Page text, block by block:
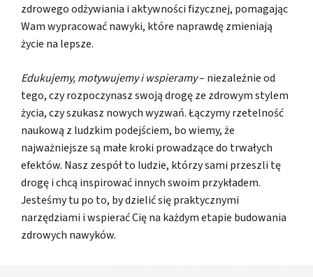
zdrowego odżywiania i aktywności fizycznej, pomagając
Wam wypracować nawyki, które naprawdę zmieniają
życie na lepsze.
Edukujemy, motywujemy i wspieramy– niezależnie od
tego, czy rozpoczynasz swoją drogę ze zdrowym stylem
życia, czy szukasz nowych wyzwań. Łączymy rzetelność
naukową z ludzkim podejściem, bo wiemy, że
najważniejsze są małe kroki prowadzące do trwałych
efektów. Nasz zespół to ludzie, którzy sami przeszli tę
drogę i chcą inspirować innych swoim przykładem.
Jesteśmy tu po to, by dzielić się praktycznymi
narzędziami i wspierać Cię na każdym etapie budowania
zdrowych nawyków.